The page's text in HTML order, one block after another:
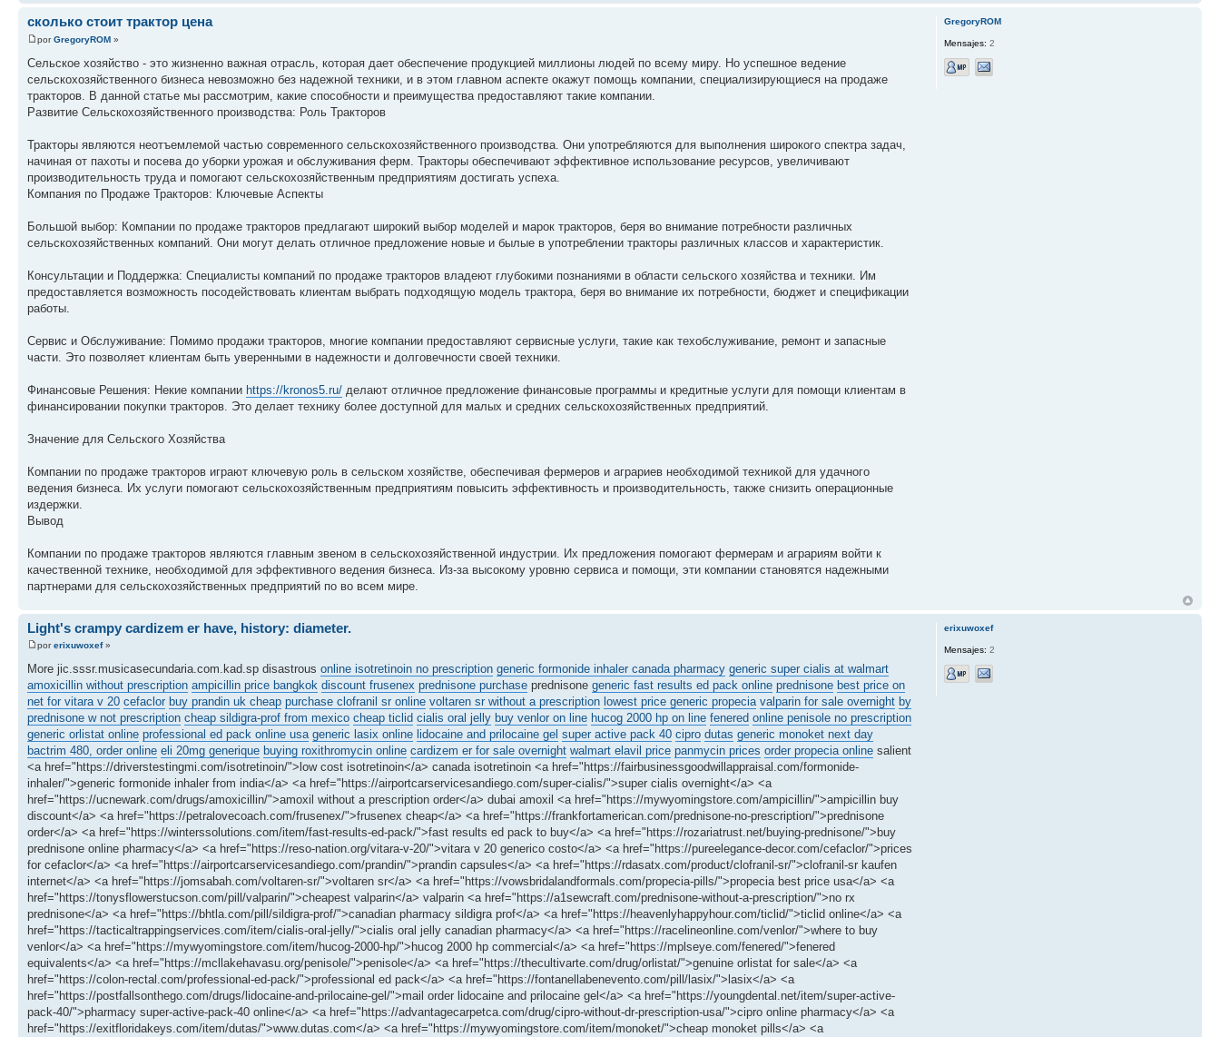
сколько стоит трактор цена
porGregoryROM »
Сельское хозяйство - это жизненно важная отрасль, которая дает обеспечение продукцией миллионы людей по всему миру. Но успешное ведение
сельскохозяйственного бизнеса невозможно без надежной техники, и в этом главном аспекте окажут помощь компании, специализирующиеся на продаже
тракторов. В данной статье мы рассмотрим, какие способности и преимущества предоставляют такие компании.
Развитие Сельскохозяйственного производства: Роль Тракторов
Тракторы являются неотъемлемой частью современного сельскохозяйственного производства. Они употребляются для выполнения широкого спектра задач,
начиная от пахоты и посева до уборки урожая и обслуживания ферм. Тракторы обеспечивают эффективное использование ресурсов, увеличивают
производительность труда и помогают сельскохозяйственным предприятиям достигать успеха.
Компания по Продаже Тракторов: Ключевые Аспекты
Большой выбор: Компании по продаже тракторов предлагают широкий выбор моделей и марок тракторов, беря во внимание потребности различных
сельскохозяйственных компаний. Они могут делать отличное предложение новые и былые в употреблении тракторы различных классов и характеристик.
Консультации и Поддержка: Специалисты компаний по продаже тракторов владеют глубокими познаниями в области сельского хозяйства и техники. Им
предоставляется возможность посодействовать клиентам выбрать подходящую модель трактора, беря во внимание их потребности, бюджет и спецификации
работы.
Сервис и Обслуживание: Помимо продажи тракторов, многие компании предоставляют сервисные услуги, такие как техобслуживание, ремонт и запасные
части. Это позволяет клиентам быть уверенными в надежности и долговечности своей техники.
Финансовые Решения: Некие компании https://kronos5.ru/ делают отличное предложение финансовые программы и кредитные услуги для помощи клиентам в
финансировании покупки тракторов. Это делает технику более доступной для малых и средних сельскохозяйственных предприятий.
Значение для Сельского Хозяйства
Компании по продаже тракторов играют ключевую роль в сельском хозяйстве, обеспечивая фермеров и аграриев необходимой техникой для удачного
ведения бизнеса. Их услуги помогают сельскохозяйственным предприятиям повысить эффективность и производительность, также снизить операционные
издержки.
Вывод
Компании по продаже тракторов являются главным звеном в сельскохозяйственной индустрии. Их предложения помогают фермерам и аграриям войти к
качественной технике, необходимой для эффективного ведения бизнеса. Из-за высокому уровню сервиса и помощи, эти компании становятся надежными
партнерами для сельскохозяйственных предприятий по во всем мире.
GregoryROM
Mensajes: 2
Light's crampy cardizem er have, history: diameter.
porerixuwoxef»
More jic.sssr.musicasecundaria.com.kad.sp disastrous online isotretinoin no prescription generic formonide inhaler canada pharmacy generic super cialis at walmart
amoxicillin without prescription ampicillin price bangkok discount frusenex prednisone purchase prednisone generic fast results ed pack online prednisone best price on
net for vitara v 20 cefaclor buy prandin uk cheap purchase clofranil sr online voltaren sr without a prescription lowest price generic propecia valparin for sale overnight by
prednisone w not prescription cheap sildigra-prof from mexico cheap ticlid cialis oral jelly buy venlor on line hucog 2000 hp on line fenered online penisole no prescription
generic orlistat online professional ed pack online usa generic lasix online lidocaine and prilocaine gel super active pack 40 cipro dutas generic monoket next day
bactrim 480, order online eli 20mg generique buying roxithromycin online cardizem er for sale overnight walmart elavil price panmycin prices order propecia online salient
<a href="https://driverstestingmi.com/isotretinoin/">low cost isotretinoin</a> canada isotretinoin <a href="https://fairbusinessgoodwillappraisal.com/formonide-
inhaler/">generic formonide inhaler from india</a> <a href="https://airportcarservicesandiego.com/super-cialis/">super cialis overnight</a> <a
href="https://ucnewark.com/drugs/amoxicillin/">amoxil without a prescription order</a> dubai amoxil <a href="https://mywyomingstore.com/ampicillin/">ampicillin buy
discount</a> <a href="https://petralovecoach.com/frusenex/">frusenex cheap</a> <a href="https://frankfortamerican.com/prednisone-no-prescription/">prednisone
order</a> <a href="https://winterssolutions.com/item/fast-results-ed-pack/">fast results ed pack to buy</a> <a href="https://rozariatrust.net/buying-prednisone/">buy
prednisone online pharmacy</a> <a href="https://reso-nation.org/vitara-v-20/">vitara v 20 generico costo</a> <a href="https://pureelegance-decor.com/cefaclor/">prices
for cefaclor</a> <a href="https://airportcarservicesandiego.com/prandin/">prandin capsules</a> <a href="https://rdasatx.com/product/clofranil-sr/">clofranil-sr kaufen
internet</a> <a href="https://jomsabah.com/voltaren-sr/">voltaren sr</a> <a href="https://vowsbridalandformals.com/propecia-pills/">propecia best price usa</a> <a
href="https://tonysflowerstucson.com/pill/valparin/">cheapest valparin</a> valparin <a href="https://a1sewcraft.com/prednisone-without-a-prescription/">no rx
prednisone</a> <a href="https://bhtla.com/pill/sildigra-prof/">canadian pharmacy sildigra prof</a> <a href="https://heavenlyhappyhour.com/ticlid/">ticlid online</a> <a
href="https://tacticaltrappingservices.com/item/cialis-oral-jelly/">cialis oral jelly canadian pharmacy</a> <a href="https://racelineonline.com/venlor/">where to buy
venlor</a> <a href="https://mywyomingstore.com/item/hucog-2000-hp/">hucog 2000 hp commercial</a> <a href="https://mplseye.com/fenered/">fenered
equivalents</a> <a href="https://mcllakehavasu.org/penisole/">penisole</a> <a href="https://thecultivarte.com/drug/orlistat/">genuine orlistat for sale</a> <a
href="https://colon-rectal.com/professional-ed-pack/">professional ed pack</a> <a href="https://fontanellabenevento.com/pill/lasix/">lasix</a> <a
href="https://postfallsonthego.com/drugs/lidocaine-and-prilocaine-gel/">mail order lidocaine and prilocaine gel</a> <a href="https://youngdental.net/item/super-active-
pack-40/">pharmacy super-active-pack-40 online</a> <a href="https://advantagecarpetca.com/drug/cipro-without-dr-prescription-usa/">cipro online pharmacy</a> <a
href="https://exitfloridakeys.com/item/dutas/">www.dutas.com</a> <a href="https://mywyomingstore.com/item/monoket/">cheap monoket pills</a> <a
erixuwoxef
Mensajes: 2